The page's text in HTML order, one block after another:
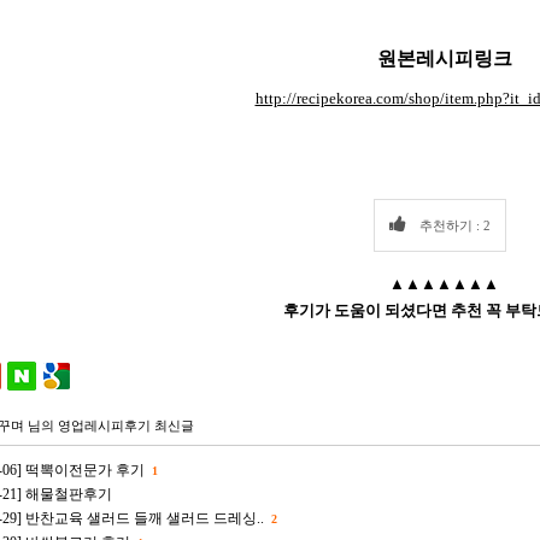
원본레시피링크
http://recipekorea.com/shop/
추천하기 : 2
▲▲▲▲▲▲▲
후기가 도움이 되셨다면 추천 꼭 부
며 님의 영업레시피후기 최신글
떡뽁이전문가 후기 1
해물철판후기
29] 반찬교육 샐러드 들깨 샐러드 드레싱..
2